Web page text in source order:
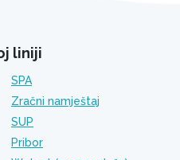
liniji
SPA
Zračni namještaj
SUP
Pribor